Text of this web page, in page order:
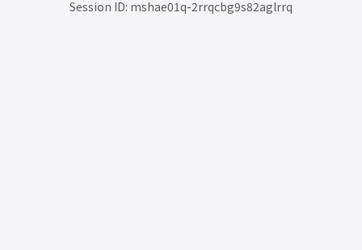
Session ID: mshae01q-2rrqcbg9s82aglrrq